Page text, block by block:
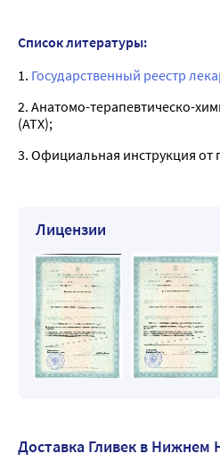
Список литературы:
1. Государственный реестр
2. Анатомо-терапевтическо-
(ATX);
3. Официальная инструкция от
Лицензии
Доставка Гливек в Нижнем